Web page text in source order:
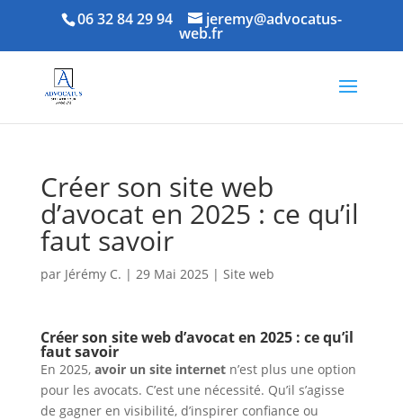
06 32 84 29 94 jeremy@advocatus-
web.fr
Créer son site web
d’avocat en 2025 : ce qu’il
faut savoir
par Jérémy C. | 29 Mai 2025 | Site web
Créer son site web d’avocat en 2025 : ce qu’il
faut savoir
En 2025, avoir un site internetn’est plus une option
pour les avocats. C’est une nécessité. Qu’il s’agisse
de gagner en visibilité, d’inspirer confiance ou